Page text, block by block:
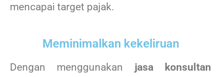
mencapai target pajak.
Meminimalkan kekeliruan
Dengan menggunakan jasa konsultan